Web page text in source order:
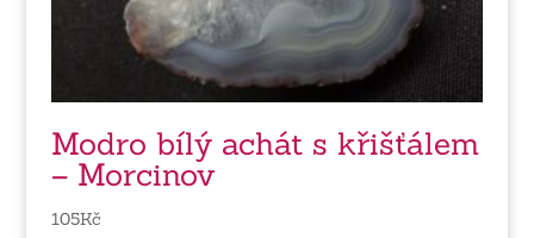
Modro bílý achát s křišťálem
– Morcinov
105Kč